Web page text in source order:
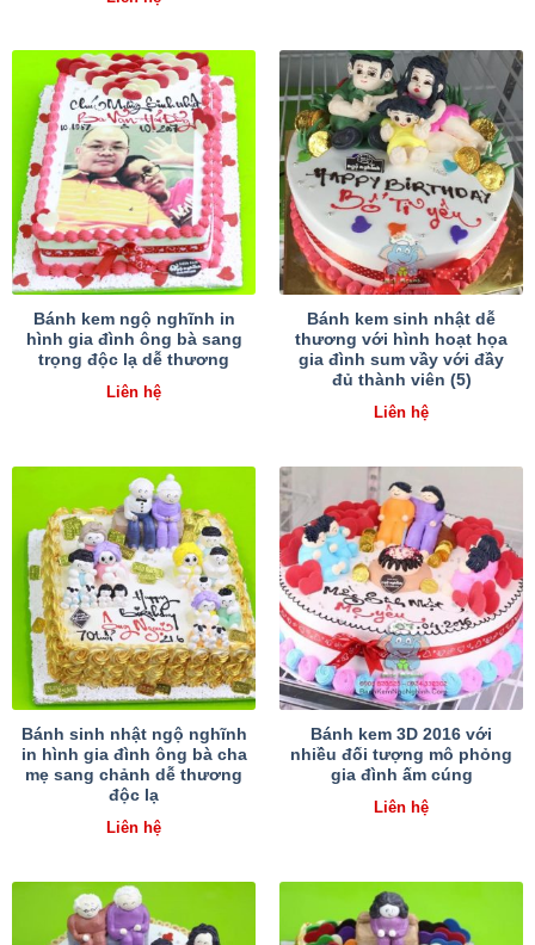
Bánh kem ngộ nghĩnh in
hình gia đình ông bà sang
trọng độc lạ dễ thương
Liên hệ
Bánh kem sinh nhật dễ
thương với hình hoạt họa
gia đình sum vầy với đầy
đủ thành viên (5)
Liên hệ
Bánh sinh nhật ngộ nghĩnh
in hình gia đình ông bà cha
mẹ sang chảnh dễ thương
độc lạ
Liên hệ
Bánh kem 3D 2016 với
nhiều đối tượng mô phỏng
gia đình ấm cúng
Liên hệ